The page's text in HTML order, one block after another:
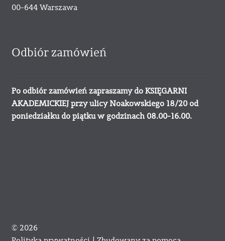
00-644 Warszawa
Odbiór zamówień
Po odbiór zamówień zapraszamy do KSIĘGARNI
AKADEMICKIEJ przy ulicy Noakowskiego 18/20 od
poniedziałku do piątku w godzinach 08.00-16.00.
© 2026